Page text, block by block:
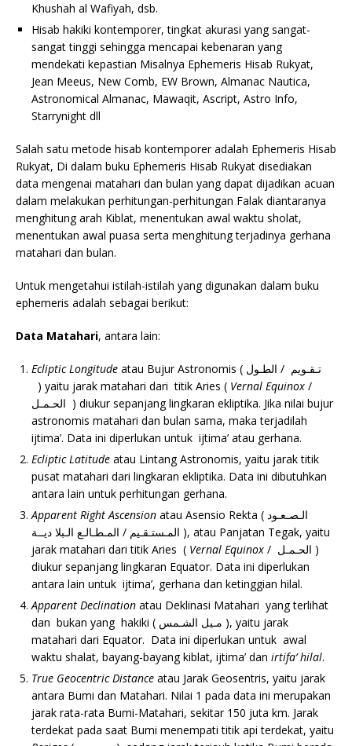
Khushah al Wafiyah, dsb.
Hisab hakiki kontemporer, tingkat akurasi yang sangat-
sangat tinggi sehingga mencapai kebenaran yang
mendekati kepastian Misalnya Ephemeris Hisab Rukyat,
Jean Meeus, New Comb, EW Brown, Almanac Nautica,
Astronomical Almanac, Mawaqit, Ascript, Astro Info,
Starrynight dll
Salah satu metode hisab kontemporer adalah Ephemeris Hisab
Rukyat, Di dalam buku Ephemeris Hisab Rukyat disediakan
data mengenai matahari dan bulan yang dapat dijadikan acuan
dalam melakukan perhitungan-perhitungan Falak diantaranya
menghitung arah Kiblat, menentukan awal waktu sholat,
menentukan awal puasa serta menghitung terjadinya gerhana
matahari dan bulan.
Untuk mengetahui istilah-istilah yang digunakan dalam buku
ephemeris adalah sebagai berikut:
Data Matahari, antara lain:
Ecliptic Longitude atau Bujur Astronomis ( تـقـويم / الطـول
) yaitu jarak matahari dari titik Aries ( Vernal Equinox /
الحـمـل ) diukur sepanjang lingkaran ekliptika. Jika nilai bujur
astronomis matahari dan bulan sama, maka terjadilah
ijtima’. Data ini diperlukan untuk ijtima’ atau gerhana.
Ecliptic Latitude atau Lintang Astronomis, yaitu jarak titik
pusat matahari dari lingkaran ekliptika. Data ini dibutuhkan
antara lain untuk perhitungan gerhana.
Apparent Right Ascension atau Asensio Rekta ( الـصـعـود
المـستـقـيم / المـطـالـع الـبلا ديــة ), atau Panjatan Tegak, yaitu
jarak matahari dari titik Aries ( Vernal Equinox / الحـمـل )
diukur sepanjang lingkaran Equator. Data ini diperlukan
antara lain untuk ijtima’, gerhana dan ketinggian hilal.
Apparent Declination atau Deklinasi Matahari yang terlihat
dan bukan yang hakiki ( مـيل الشـمس ), yaitu jarak
matahari dari Equator. Data ini diperlukan untuk awal
waktu shalat, bayang-bayang kiblat, ijtima’ dan irtifa’ hilal.
True Geocentric Distance atau Jarak Geosentris, yaitu jarak
antara Bumi dan Matahari. Nilai 1 pada data ini merupakan
jarak rata-rata Bumi-Matahari, sekitar 150 juta km. Jarak
terdekat pada saat Bumi menempati titik api terdekat, yaitu